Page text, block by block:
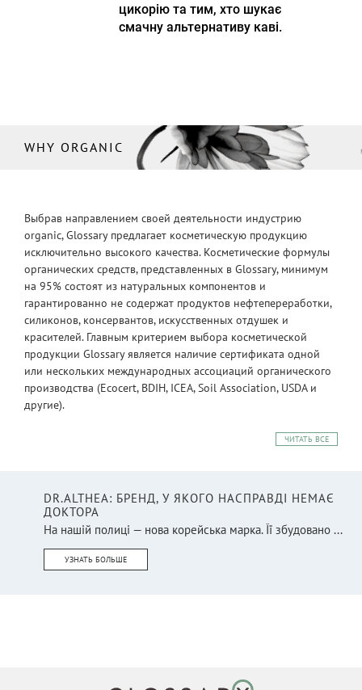
цикорію та тим, хто шукає
смачну альтернативу каві.
WHY ORGANIC
Выбрав направлением своей деятельности индустрию
organic, Glossary предлагает косметическую продукцию
исключительно высокого качества. Косметические формулы
органических средств, представленных в Glossary, минимум
на 95% состоят из натуральных компонентов и
гарантированно не содержат продуктов нефтепереработки,
силиконов, консервантов, искусственных отдушек и
красителей. Главным критерием выбора косметической
продукции Glossary является наличие сертификата одной
или нескольких международных ассоциаций органического
производства (Ecocert, BDIH, ICEA, Soil Association, USDA и
другие).
ЧИТАТЬ ВСЕ
DR.ALTHEA: БРЕНД, У ЯКОГО НАСПРАВДІ НЕМАЄ
ДОКТОРА
На нашій полиці — нова корейська марка. Її збудовано ...
УЗНАТЬ БОЛЬШЕ